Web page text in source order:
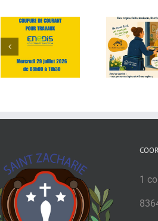
Portage de repas
1